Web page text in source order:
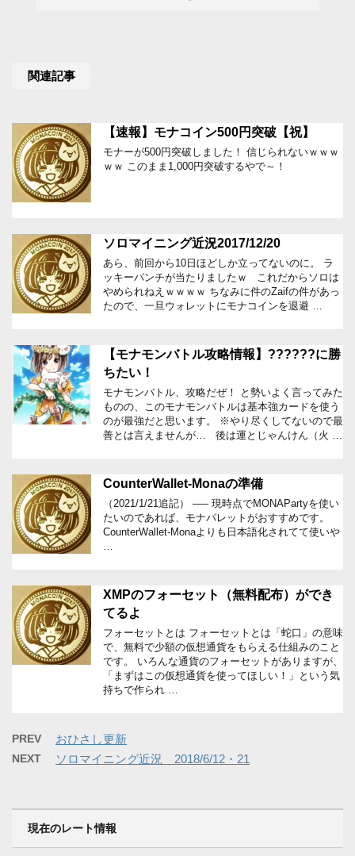
関連記事
【速報】モナコイン500円突破【祝】
モナーが500円突破しました！ 信じられないｗｗｗ
ｗｗ このまま1,000円突破するやで～！
ソロマイニング近況2017/12/20
あら、前回から10日ほどしか立ってないのに。 ラ
ッキーパンチが当たりましたｗ これだからソロは
やめられねえｗｗｗｗ ちなみに件のZaifの件があっ
たので、一旦ウォレットにモナコインを退避 …
【モナモンバトル攻略情報】??????に勝
ちたい！
モナモンバトル、攻略だぜ！ と勢いよく言ってみた
ものの、このモナモンバトルは基本強カードを使う
のが最強だと思います。 ※やり尽くしてないので最
善とは言えませんが… 後は運とじゃんけん（火 …
CounterWallet-Monaの準備
（2021/1/21追記） —– 現時点でMONAPartyを使い
たいのであれば、モナパレットがおすすめです。
CounterWallet-Monaよりも日本語化されてて使いや
XMPのフォーセット（無料配布）ができ
てるよ
フォーセットとは フォーセットとは「蛇口」の意味
で、無料で少額の仮想通貨をもらえる仕組みのこと
です。 いろんな通貨のフォーセットがありますが、
「まずはこの仮想通貨を使ってほしい！」という気
持ちで作られ …
PREV おひさし更新
NEXT ソロマイニング近況 2018/6/12・21
現在のレート情報